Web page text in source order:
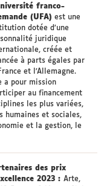
franco-
(UFA) est une
dotée d’une
juridique
créée et
à parts égales par
et l’Allemagne.
a pour mission
au financement
les plus variées,
humaines et sociales,
et la gestion, le
des prix
2023 : Arte,